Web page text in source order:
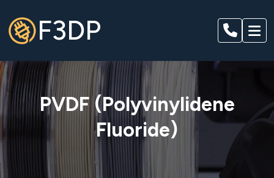
F3DP
PVDF (Polyvinylidene
Fluoride)